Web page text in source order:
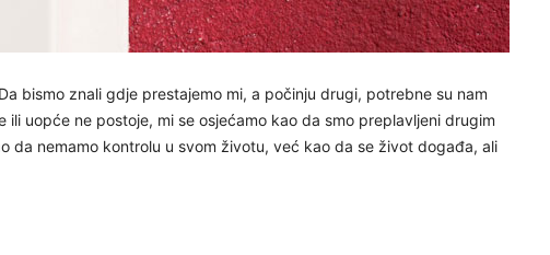
bismo znali gdje prestajemo mi, a počinju drugi, potrebne su nam
ili uopće ne postoje, mi se osjećamo kao da smo preplavljeni drugim
da nemamo kontrolu u svom životu, već kao da se život događa, ali